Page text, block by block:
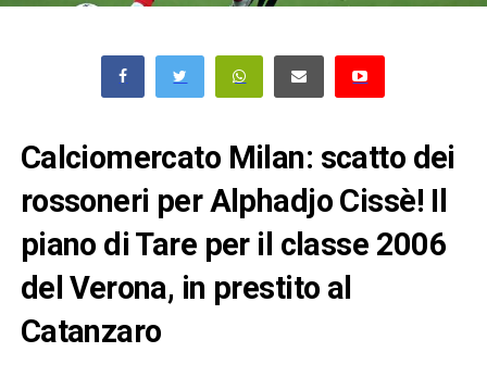
Calciomercato Milan: scatto dei
rossoneri per Alphadjo Cissè! Il
piano di Tare per il classe 2006
del Verona, in prestito al
Catanzaro